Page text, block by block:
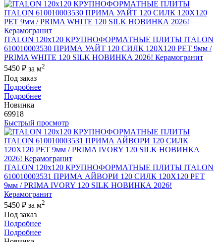
ITALON 120x120 КРУПНОФОРМАТНЫЕ ПЛИТЫ ITALON
610010003530 ПРИМА УАЙТ 120 СИЛК 120Х120 РЕТ 9мм /
PRIMA WHITE 120 SILK НОВИНКА 2026! Керамогранит
5450 ₽ за м2
Под заказ
Подробнее
Подробнее
Новинка
69918
Быстрый просмотр
ITALON 120x120 КРУПНОФОРМАТНЫЕ ПЛИТЫ ITALON
610010003531 ПРИМА АЙВОРИ 120 СИЛК 120Х120 РЕТ
9мм / PRIMA IVORY 120 SILK НОВИНКА 2026!
Керамогранит
5450 ₽ за м2
Под заказ
Подробнее
Подробнее